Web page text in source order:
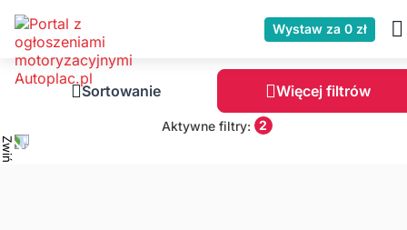
Wystaw za 0 zł
Sortowanie Więcej filtrów
Aktywne filtry: 2